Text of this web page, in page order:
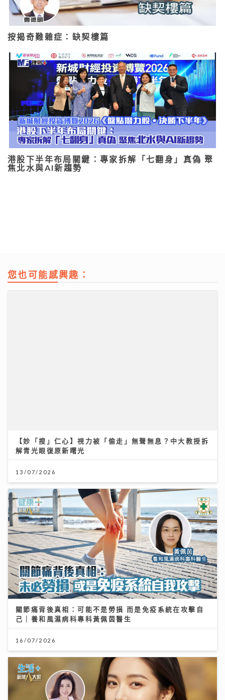
按揭奇難雜症：缺契樓篇
港股下半年布局關鍵：專家拆解「七翻身」真偽 聚
焦北水與AI新趨勢
您也可能感興趣：
【妙「搜」仁心】視力被「偷走」無聲無息？中大教授拆
解青光眼復原新曙光
13/07/2026
關節痛背後真相：可能不是勞損 而是免疫系統在攻擊自
己｜養和風濕病科專科黃佩茵醫生
16/07/2026